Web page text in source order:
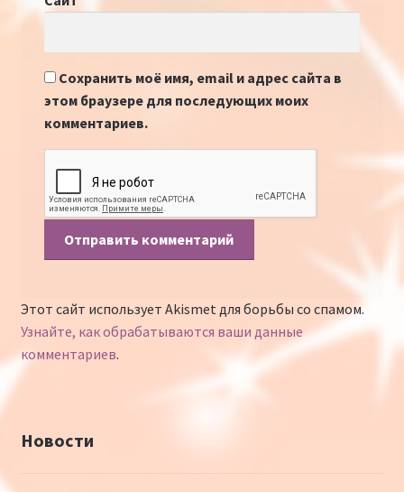
Сохранить моё имя, email и адрес сайта в
этом браузере для последующих моих
комментариев.
Этот сайт использует Akismet для борьбы со спамом.
Узнайте, как обрабатываются ваши данные
комментариев.
Новости